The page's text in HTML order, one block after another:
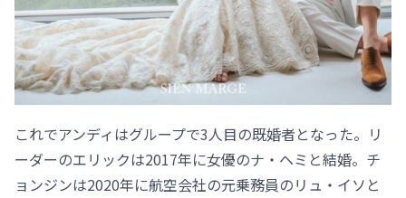
これでアンディはグループで3人目の既婚者となった。リ
ーダーのエリックは2017年に女優のナ・ヘミと結婚。チ
ョンジンは2020年に航空会社の元乗務員のリュ・イソと